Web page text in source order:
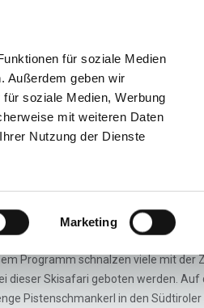
für soziale Medien
Außerdem geben wir
soziale Medien, Werbung
mit weiteren Daten
Nutzung der Dienste
Marketing
Gourmet
für Feinschmecker
Programm schnalzen viele mit der
dieser Skisafari geboten werden.
Pistenschmankerl in den